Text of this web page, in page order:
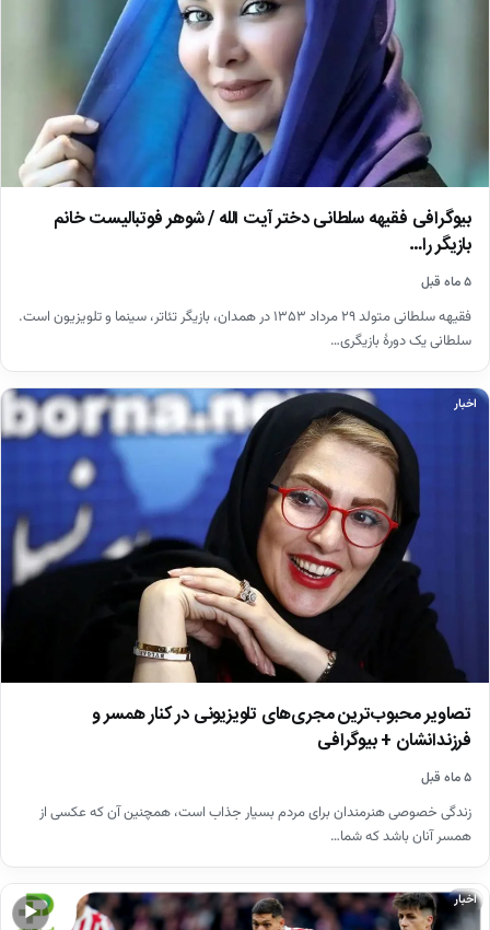
بیوگرافی فقیهه سلطانی دختر آیت الله / شوهر فوتبالیست خانم
بازیگر را…
۵ ماه قبل
فقیهه سلطانی متولد ۲۹ مرداد ۱۳۵۳ در همدان، بازیگر تئاتر، سینما و تلویزیون است.
سلطانی یک دورهٔ بازیگری…
اخبار
تصاویر محبوب‌ترین مجری‌های تلویزیونی در کنار همسر و
فرزندانشان + بیوگرافی
۵ ماه قبل
زندگی خصوصی هنرمندان برای مردم بسیار جذاب است، همچنین آن که عکسی از
همسر آنان باشد که شما…
▶
اخبار